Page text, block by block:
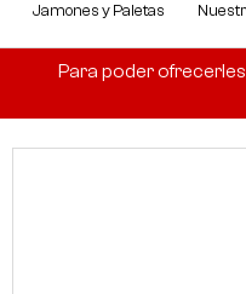
Jamones y Paletas
Para poder